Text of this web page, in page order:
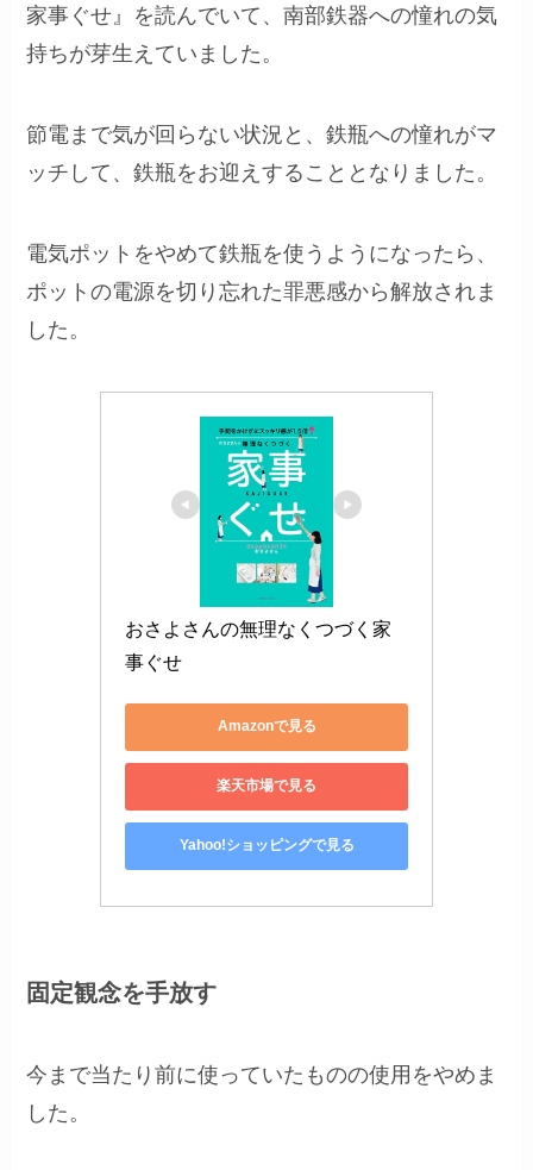
家事ぐせ』を読んでいて、南部鉄器への憧れの気
持ちが芽生えていました。
節電まで気が回らない状況と、鉄瓶への憧れがマ
ッチして、鉄瓶をお迎えすることとなりました。
電気ポットをやめて鉄瓶を使うようになったら、
ポットの電源を切り忘れた罪悪感から解放されま
した。
おさよさんの無理なくつづく家
事ぐせ
Amazonで見る
楽天市場で見る
Yahoo!ショッピングで見る
固定観念を手放す
今まで当たり前に使っていたものの使用をやめま
した。